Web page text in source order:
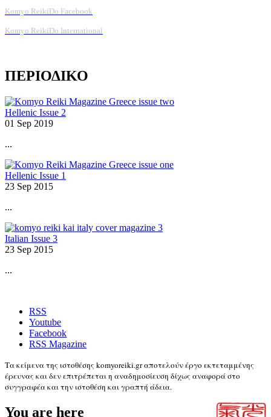
Komyo ReikiDo Facebook
Komyo ReikiDo International
ΠΕΡΙΟΔΙΚΟ
Hellenic Issue 2
01 Sep 2019
...
Hellenic Issue 1
23 Sep 2015
...
Italian Issue 3
23 Sep 2015
...
RSS
Youtube
Facebook
RSS Magazine
Τα κείμενα της ιστοθέσης komyoreiki.gr αποτελούν έργο εκτεταμμένης
έρευνας και δεν επιτρέπεται η αναδημοσίευση δίχως αναφορά στο
συγγραφέα και την ιστοθέση και γραπτή άδεια.
You are here